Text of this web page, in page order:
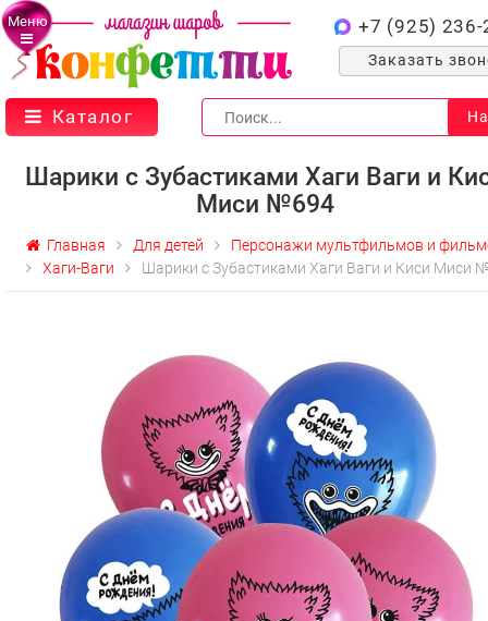
Меню +7 (925) 236-
Заказать
Каталог
Шарики с Зубастиками Хаги Ваги и
Миси №694
Главная Для детей
Персонажи мультфильмов и
Хаги-Ваги
Шарики с Зубастиками Хаги Ваги и Киси Миси